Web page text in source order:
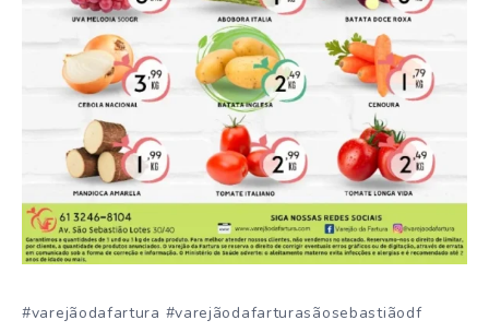
#varejãodafartura #varejãodafarturasãosebastiãodf